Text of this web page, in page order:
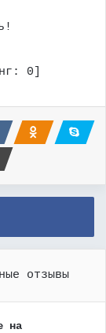
0
отзывы
на